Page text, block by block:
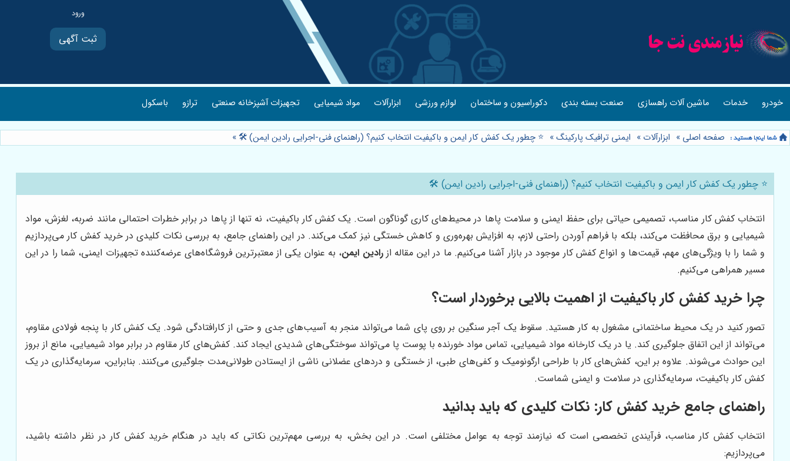
ثبت آگهی
خودرو خدمات ماشین آلات راهسازی صنعت بسته بندی دکوراسیون و ساختمان لوازم ورزشی ابزارآلات مواد شیمیایی تجهیزات آشپزخانه صنعتی ترازو باسکول
صفحه اصلی » ابزارآلات » ایمنی ترافیک پارکینگ» ⭐️ چطور یک کفش کار ایمن و باکیفیت انتخاب کنیم؟ (راهنمای فنی-اجرایی رادین ایمن) 🛠️»
⭐️ چطور یک کفش کار ایمن و باکیفیت انتخاب کنیم؟ (راهنمای فنی-اجرایی رادین ایمن) 🛠️
انتخاب کفش کار مناسب، تصمیمی حیاتی برای حفظ ایمنی و سلامت پاها در محیط‌های کاری گوناگون است. یک کفش کار باکیفیت، نه تنها از پاها در برابر خطرات احتمالی مانند ضربه، لغزش، مواد
شیمیایی و برق محافظت می‌کند، بلکه با فراهم آوردن راحتی لازم، به افزایش بهره‌وری و کاهش خستگی نیز کمک می‌کند. در این راهنمای جامع، به بررسی نکات کلیدی در خرید کفش کار می‌پردازیم
و شما را با ویژگی‌های مهم، قیمت‌ها و انواع کفش کار موجود در بازار آشنا می‌کنیم. ما در این مقاله ازرادین ایمن، به عنوان یکی از معتبرترین فروشگاه‌های عرضه‌کننده تجهیزات ایمنی، شما را در این
مسیر همراهی می‌کنیم.
چرا خرید کفش کار باکیفیت از اهمیت بالایی برخوردار است؟
تصور کنید در یک محیط ساختمانی مشغول به کار هستید. سقوط یک آجر سنگین بر روی پای شما می‌تواند منجر به آسیب‌های جدی و حتی از کارافتادگی شود. یک کفش کار با پنجه فولادی مقاوم،
می‌تواند از این اتفاق جلوگیری کند. یا در یک کارخانه مواد شیمیایی، تماس مواد خورنده با پوست پا می‌تواند سوختگی‌های شدیدی ایجاد کند. کفش‌های کار مقاوم در برابر مواد شیمیایی، مانع از بروز
این حوادث می‌شوند. علاوه بر این، کفش‌های کار با طراحی ارگونومیک و کفی‌های طبی، از خستگی و دردهای عضلانی ناشی از ایستادن طولانی‌مدت جلوگیری می‌کنند. بنابراین، سرمایه‌گذاری در یک
کفش کار باکیفیت، سرمایه‌گذاری در سلامت و ایمنی شماست.
راهنمای جامع خرید کفش کار: نکات کلیدی که باید بدانید
انتخاب کفش کار مناسب، فرآیندی تخصصی است که نیازمند توجه به عوامل مختلفی است. در این بخش، به بررسی مهم‌ترین نکاتی که باید در هنگام خرید کفش کار در نظر داشته باشید،
می‌پردازیم: